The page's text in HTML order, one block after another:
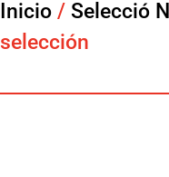
Inicio / Selecció
selección